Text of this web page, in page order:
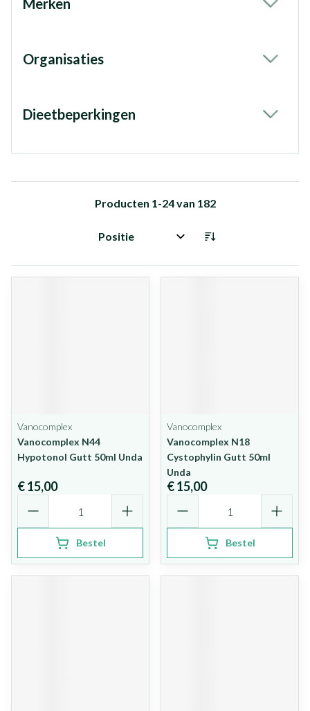
Merken
Organisaties
Dieetbeperkingen
Producten 1-24van 182
Sorteer op:
Vanocomplex
Vanocomplex N44
Hypotonol Gutt 50ml Unda
€ 15,00
Bestel
Vanocomplex
Vanocomplex N18
Cystophylin Gutt 50ml
Unda
€ 15,00
Bestel